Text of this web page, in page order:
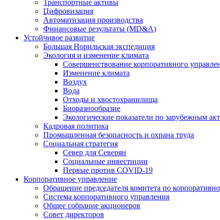
Транспортные активы
Цифровизация
Автоматизация производства
Финансовые результаты (MD&A)
Устойчивое развитие
Большая Норильская экспедиция
Экология и изменение климата
Совершенствование корпоративного
Изменение климата
Воздух
Вода
Отходы и хвостохранилища
Биоразнообразие
Экологические показатели по зарубежным
Кадровая политика
Промышленная безопасность и охрана труда
Социальная стратегия
Север для Северян
Социальные инвестиции
Первые против COVID‑19
Корпоративное управление
Обращение председателя комитета по
Система корпоративного управления
Общее собрание акционеров
Совет директоров